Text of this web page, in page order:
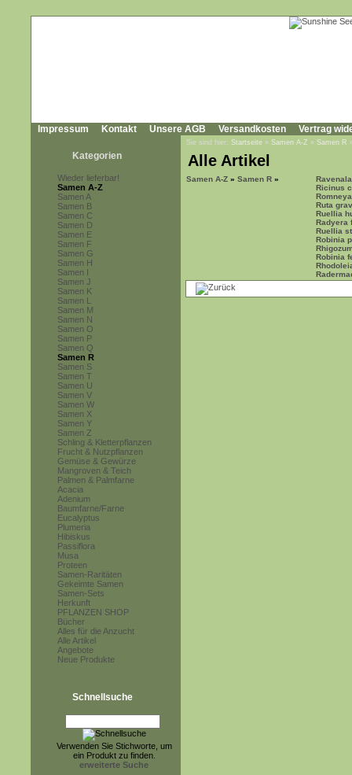
Impressum Kontakt Unsere AGB Versandkosten Vertrag
Kategorien
Wieder lieferbar!
Samen A-Z
Samen A
Samen B
Samen C
Samen D
Samen E
Samen F
Samen G
Samen H
Samen I
Samen J
Samen K
Samen L
Samen M
Samen N
Samen O
Samen P
Samen Q
Samen R
Samen S
Samen T
Samen U
Samen V
Samen W
Samen X
Samen Y
Samen Z
Schling & Kletterpflanzen
Frucht & Nutzpflanzen
Gemüse & Gewürze
Mangroven & Teich
Palmen & Palmfarne
Acacia
Adenium
Baumfarne/Farne
Eucalyptus
Plumeria
Hibiskus
Passiflora
Musa
Proteen
Samen-Raritäten
Gekeimte Samen
Samen-Sets
Herkunft
PFLANZEN SHOP
Bücher
Alles für die Anzucht
Alle Artikel
Angebote
Neue Produkte
Schnellsuche
Verwenden Sie Stichworte, um
ein Produkt zu finden.
erweiterte Suche
Sie sind hier: Startseite » Samen A-Z » Samen R
Alle Artikel
Samen A-Z » Samen R »
Ricinus
Ruta
Ruellia
Radyera
Ruellia
Robinia
Robinia